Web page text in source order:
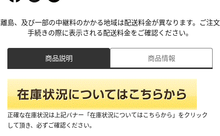
離島、及び一部の中継料のかかる地域は配送料金が異なります。ご注文
手続きの際に表示される配送料金をご確認ください。
商品説明 商品情報
正確な在庫状況は上記バナー「在庫状況についてはこちらから」をクリック
して頂き、必ずご確認ください。